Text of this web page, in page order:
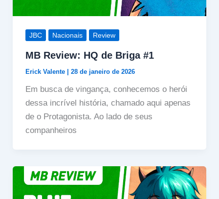
JBC Nacionais Review
MB Review: HQ de Briga #1
Erick Valente 28 de janeiro de 2026
Em busca de vingança, conhecemos o herói
dessa incrível história, chamado aqui apenas
de o Protagonista. Ao lado de seus
companheiros